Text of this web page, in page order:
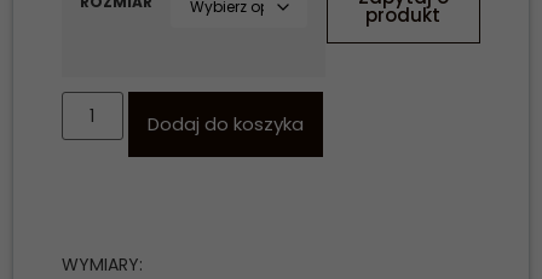
Dodaj do koszyka
produkt
WYMIARY: